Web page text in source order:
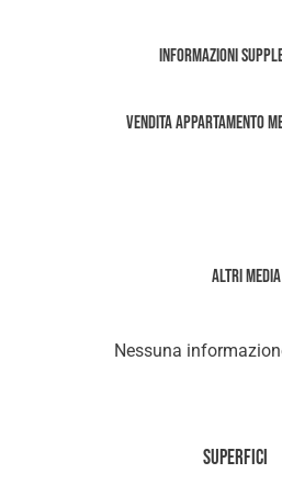
Informazioni
Vendita Appartamento
Altri media
Nessuna
Superfici